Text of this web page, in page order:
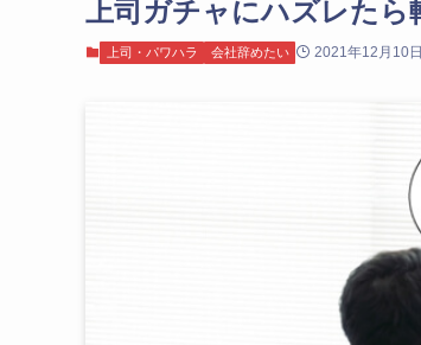
上司ガチャにハズレた
上司・パワハラ 会社辞めたい 2021年12月10日